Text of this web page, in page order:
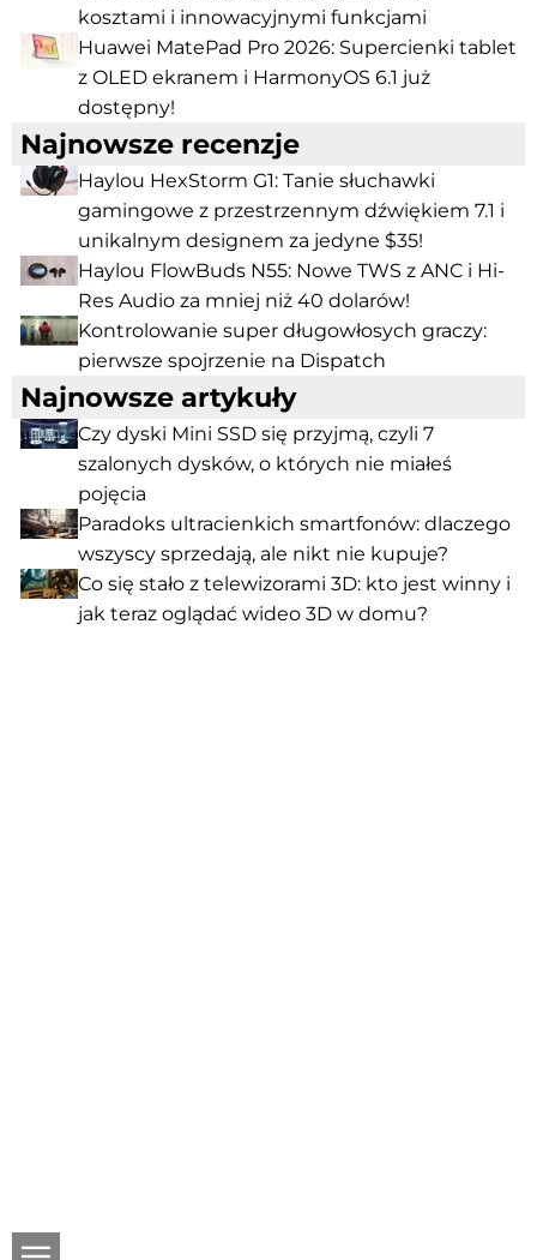
kosztami i innowacyjnymi funkcjami
Huawei MatePad Pro 2026: Supercienki tablet
z OLED ekranem i HarmonyOS 6.1 już
dostępny!
Najnowsze recenzje
Haylou HexStorm G1: Tanie słuchawki
gamingowe z przestrzennym dźwiękiem 7.1 i
unikalnym designem za jedyne $35!
Haylou FlowBuds N55: Nowe TWS z ANC i Hi-
Res Audio za mniej niż 40 dolarów!
Kontrolowanie super długowłosych graczy:
pierwsze spojrzenie na Dispatch
Najnowsze artykuły
Czy dyski Mini SSD się przyjmą, czyli 7
szalonych dysków, o których nie miałeś
pojęcia
Paradoks ultracienkich smartfonów: dlaczego
wszyscy sprzedają, ale nikt nie kupuje?
Co się stało z telewizorami 3D: kto jest winny i
jak teraz oglądać wideo 3D w domu?